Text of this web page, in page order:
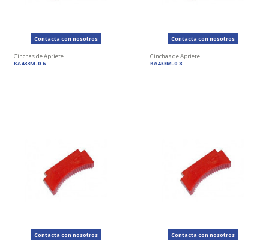
Contacta con nosotros
Cinchas de Apriete
KA433M-0.6
Contacta con nosotros
Cinchas de Apriete
KA433M-0.8
Contacta con nosotros Contacta con nosotros